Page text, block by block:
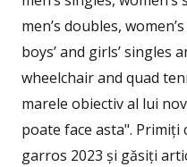
men’s doubles,
boys’ and girls’ singles
wheelchair and quad
marele obiectiv al lui
poate face asta". Primiți
garros 2023 și găsiți